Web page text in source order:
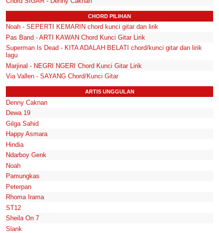
CHORD PILIHAN
Noah - SEPERTI KEMARIN chord kunci gitar dan lirik
Pas Band - ARTI KAWAN Chord Kunci Gitar Lirik
Superman Is Dead - KITA ADALAH BELATI chord/kunci gitar dan lirik
lagu
Marjinal - NEGRI NGERI Chord Kunci Gitar Lirik
Via Vallen - SAYANG Chord/Kunci Gitar
ARTIS UNGGULAN
Denny Caknan
Dewa 19
Gilga Sahid
Happy Asmara
Hindia
Ndarboy Genk
Noah
Pamungkas
Peterpan
Rhoma Irama
ST12
Sheila On 7
Slank